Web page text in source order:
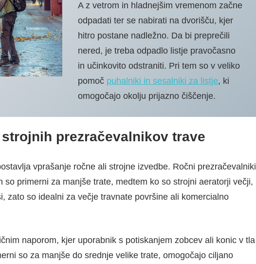
A z vetrom in hladnejšim vremenom začne
odpadati ter se nabirati na dvorišču, kjer
hitro postane nadležno. Da bi preprečili
nered, je treba odpadlo listje pravočasno
in učinkovito odstraniti. Pri tem so v veliko
pomoč puhalniki in sesalniki za listje, ki
omogočajo okolju prijazno čiščenje.
prezračevalnikov trave
vprašanje ročne ali strojne izvedbe. Ročni prezračevalniki
so primerni za manjše trate, medtem ko so strojni aeratorji večji,
zato so idealni za večje travnate površine ali komercialno
naporom, kjer uporabnik s potiskanjem zobcev ali konic v tla
so za manjše do srednje velike trate, omogočajo ciljano